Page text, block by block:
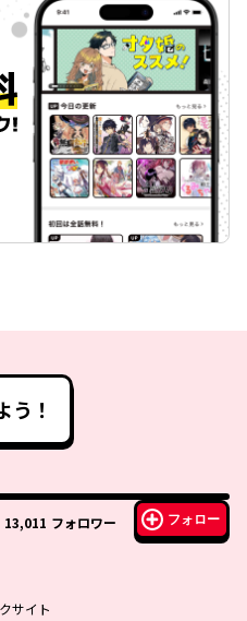
う！
13,011 フォロワー フォロー
サイト